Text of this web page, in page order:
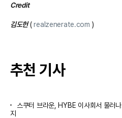
Credit
김도헌(realzenerate.com )
추천 기사
스쿠터 브라운, HYBE 이사회서 물러
지